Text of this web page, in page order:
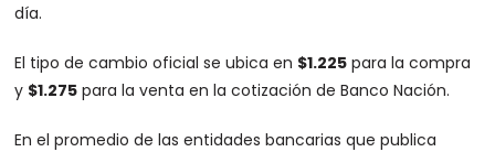
día.
El tipo de cambio oficial se ubica en $1.225 para la compra
y $1.275 para la venta en la cotización de Banco Nación.
En el promedio de las entidades bancarias que publica